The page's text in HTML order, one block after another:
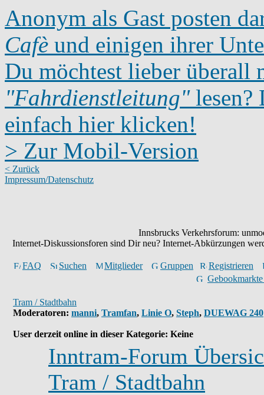
Anonym als Gast posten
Cafè und einigen ihrer
Du möchtest lieber überall
"Fahrdienstleitung"lesen?
einfach hier klicken!
> Zur Mobil-Version
< Zurück
Impressum/Datenschutz
Innsbrucks Verkehrsforum:
Internet-Diskussionsforen sind Dir neu? Internet-Abkürzungen
FAQ Suchen Mitglieder Gruppen
Registrieren
Tram / Stadtbahn
Moderatoren: manni, Tramfan, Linie O, Steph, DUEWAG 240
User derzeit online in dieser Kategorie: Keine
Inntram-Forum
Tram / Stadtbahn